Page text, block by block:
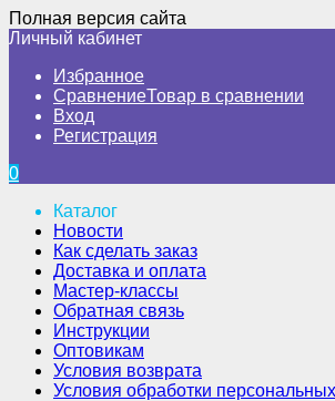
Полная версия сайта
Личный кабинет
Избранное
СравнениеТовар в сравнении
Вход
Регистрация
0
Каталог
Новости
Как сделать заказ
Доставка и оплата
Мастер-классы
Обратная связь
Инструкции
Оптовикам
Условия возврата
Условия обработки